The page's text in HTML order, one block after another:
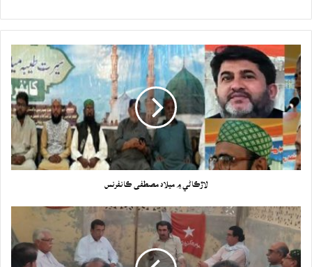
لاڙڪاڻي ۾ ميلاد مصطفى ڪانفرنس